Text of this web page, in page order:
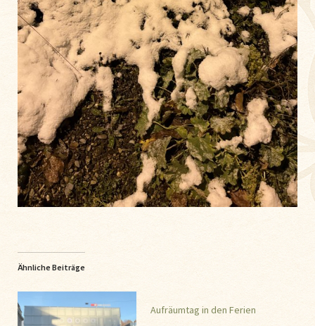
Ähnliche Beiträge
Aufräumtag in den Ferien